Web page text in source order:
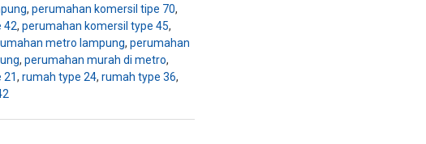
, perumahan komersil tipe 70,
42, perumahan komersil type 45,
metro lampung, perumahan
, perumahan murah di metro,
, rumah type 24, rumah type 36,